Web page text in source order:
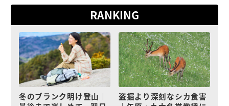
RANKING
冬のブランク明け登山｜
盗掘より深刻なシカ食害